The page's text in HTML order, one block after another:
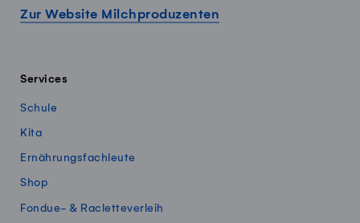
Zur Website Milchproduzenten
Services
Schule
Kita
Ernährungsfachleute
Shop
Fondue- & Racletteverleih